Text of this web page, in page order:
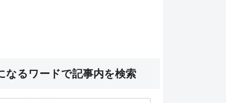
なるワードで記事内を検索